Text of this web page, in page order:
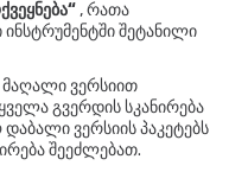
, რათა
შეტანილი
ვერსიით
გვერდის სკანირება
ვერსიის პაკეტებს
შეეძლებათ.